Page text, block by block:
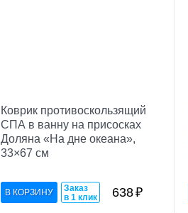
Коврик противоскользящий
СПА в ванну на присосках
Доляна «На дне океана»,
33×67 см
Заказ
в 1 клик
638₽